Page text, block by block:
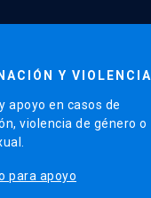
Y VIOLENCIA
apoyo en casos de
violencia de género o
para apoyo